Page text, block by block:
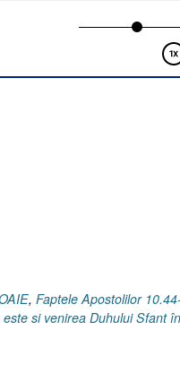
, Faptele Apostolilor
si venirea Duhului Sfant